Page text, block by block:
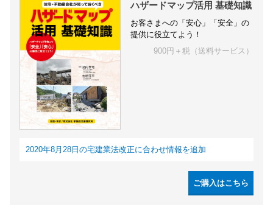
ハザードマップ活用 基礎知識
お客さまへの「安心」「安全」の
提供に役立てよう！
900円＋税（送料サービス）
2020年8月28日の宅建業法改正に合わせ情報を追加
ご購入はこちら